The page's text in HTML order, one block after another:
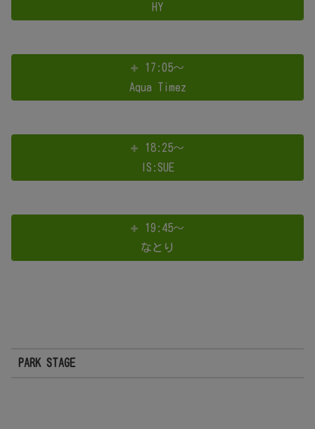
HY
17:05～
Aqua Timez
18:25～
IS:SUE
19:45～
なとり
PARK STAGE